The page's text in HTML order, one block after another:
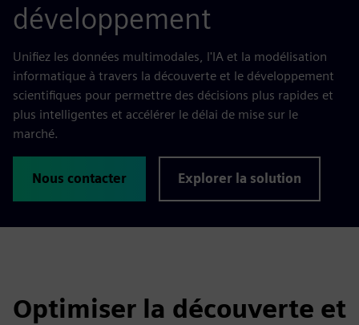
développement
Unifiez les données multimodales, l'IA et la modélisation
informatique à travers la découverte et le développement
scientifiques pour permettre des décisions plus rapides et
plus intelligentes et accélérer le délai de mise sur le
marché.
Nous contacter Explorer la solution
Optimiser la découverte et